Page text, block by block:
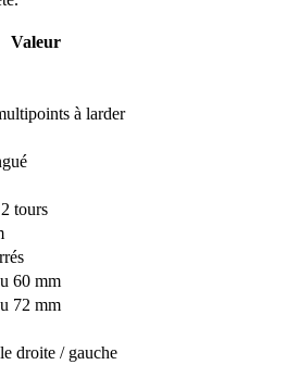
Valeur
à larder
tours
60 mm
72 mm
droite / gauche